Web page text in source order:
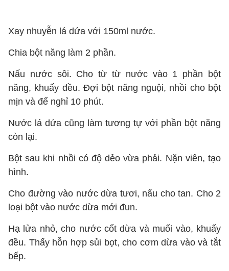
Xay nhuyễn lá dứa với 150ml nước.
Chia bột năng làm 2 phần.
Nấu nước sôi. Cho từ từ nước vào 1 phần bột
năng, khuấy đều. Đợi bột năng nguội, nhồi cho bột
mịn và để nghỉ 10 phút.
Nước lá dứa cũng làm tương tự với phần bột năng
còn lại.
Bột sau khi nhồi có độ dẻo vừa phải. Nặn viên, tạo
hình.
Cho đường vào nước dừa tươi, nấu cho tan. Cho 2
loại bột vào nước dừa mới đun.
Hạ lửa nhỏ, cho nước cốt dừa và muối vào, khuấy
đều. Thấy hỗn hợp sủi bọt, cho cơm dừa vào và tắt
bếp.